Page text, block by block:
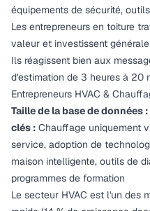
équipements de sécurité,
Les entrepreneurs en toiture
valeur et investissent
Ils réagissent bien aux
d'estimation de 3 heures à 20
Entrepreneurs HVAC &
Taille de la base de données :
clés : Chauffage uniquement
service, adoption de
maison intelligente, outils de
programmes de formation
Le secteur HVAC est l'un des